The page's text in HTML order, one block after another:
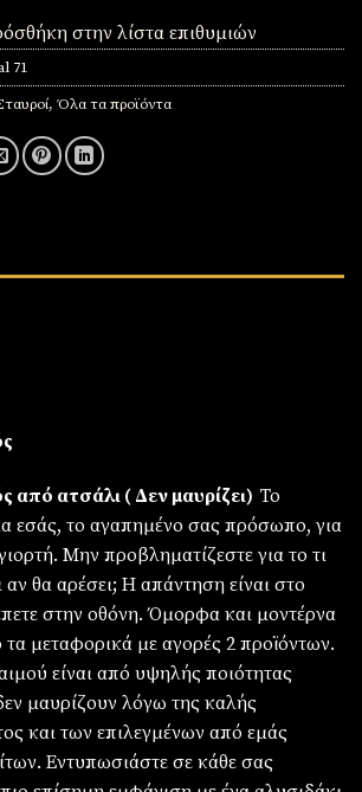
στην λίστα επιθυμιών
71
, Όλα τα προϊόντα
από ατσάλι ( Δεν μαυρίζει) Το
εσάς, το αγαπημένο σας πρόσωπο, για
Μην προβληματίζεστε για το τι
θα αρέσει; Η απάντηση είναι στο
στην οθόνη. Όμορφα και μοντέρνα
μεταφορικά με αγορές 2 προϊόντων.
είναι από υψηλής ποιότητας
μαυρίζουν λόγω της καλής
και των επιλεγμένων από εμάς
Εντυπωσιάστε σε κάθε σας